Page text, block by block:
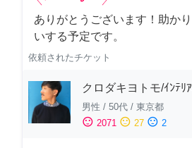
ありがとうございます！助か
いする予定です。
依頼されたチケット
クロダキヨトモ/ｲﾝﾃﾘ
男性 / 50代 / 東京都
sentiment_satisfied 2071 sentiment_neutral 27 sentiment_dissatisfied 2